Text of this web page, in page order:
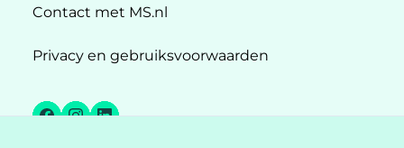
Contact met MS.nl
Privacy en gebruiksvoorwaarden
Facebook
Instagram
LinkedIn